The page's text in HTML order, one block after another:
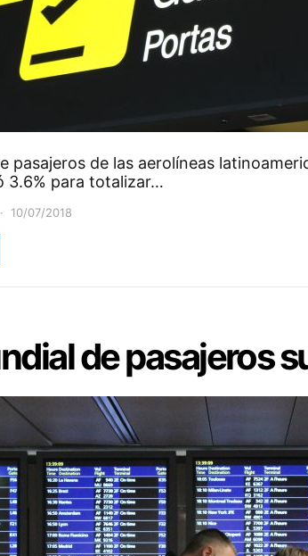
pasajeros de las aerolíneas
3.6% para totalizar…
10/07/2018
de pasajeros